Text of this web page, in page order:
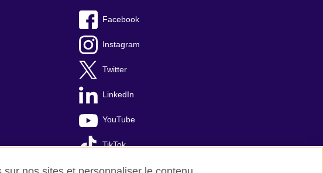
Facebook
Instagram
Twitter
LinkedIn
YouTube
TikTok